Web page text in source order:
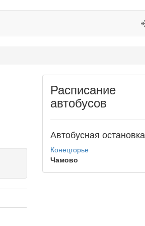
Расписание
автобусов
Автобусная остановка
Конецгорье
Чамово